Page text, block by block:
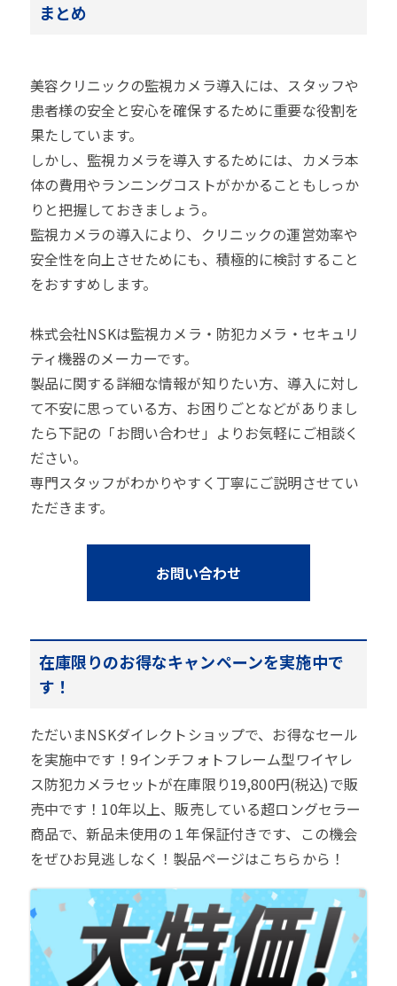
まとめ
美容クリニックの監視カメラ導入には、スタッフや
患者様の安全と安心を確保するために重要な役割を
果たしています。
しかし、監視カメラを導入するためには、カメラ本
体の費用やランニングコストがかかることもしっか
りと把握しておきましょう。
監視カメラの導入により、クリニックの運営効率や
安全性を向上させためにも、積極的に検討すること
をおすすめします。
株式会社NSKは監視カメラ・防犯カメラ・セキュリ
ティ機器のメーカーです。
製品に関する詳細な情報が知りたい方、導入に対し
て不安に思っている方、お困りごとなどがありまし
たら下記の「お問い合わせ」よりお気軽にご相談く
ださい。
専門スタッフがわかりやすく丁寧にご説明させてい
ただきます。
お問い合わせ
在庫限りのお得なキャンペーンを実施中で
す！
ただいまNSKダイレクトショップで、お得なセール
を実施中です！9インチフォトフレーム型ワイヤレ
ス防犯カメラセットが在庫限り19,800円(税込)で販
売中です！10年以上、販売している超ロングセラー
商品で、新品未使用の１年保証付きです、この機会
をぜひお見逃しなく！製品ページはこちらから！